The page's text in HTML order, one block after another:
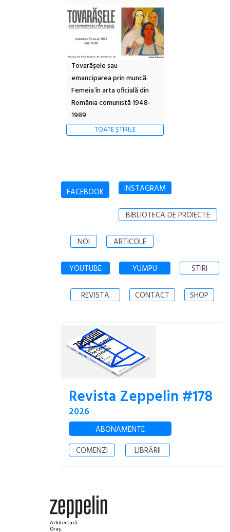
Tovarășele sau
emanciparea prin muncă.
Femeia în arta oficială din
România comunistă 1948-
1989
TOATE ȘTIRILE
FACEBOOK INSTAGRAM
BIBLIOTECA DE PROIECTE
NOI ARTICOLE
YOUTUBE YUMPU STIRI
REVISTA CONTACT SHOP
Revista Zeppelin #178
2026
ABONAMENTE
COMENZI
LIBRĂRII
Arhitectură.
Oraș.